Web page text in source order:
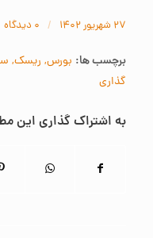
۲۷ شهریور ۱۴۰۲ / ۰ دیدگاه‌
برچسب ها: بورس, ریسک,
گذاری
به اشتراک گذاری این